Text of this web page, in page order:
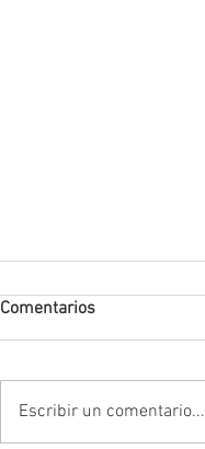
Comentarios
Escribir un comentario...